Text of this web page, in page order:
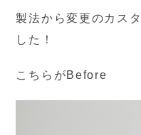
製法から変更のカス
した！
こちらがBefore